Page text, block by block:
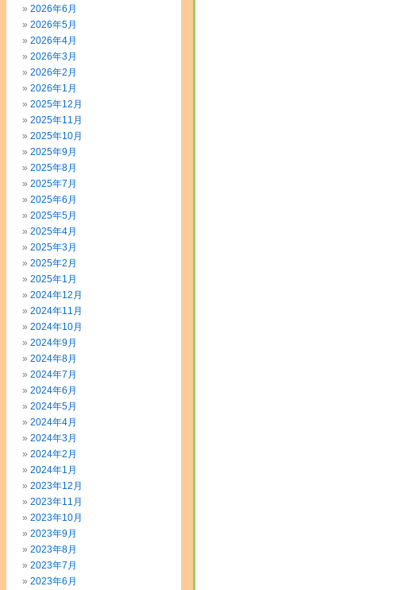
2026年6月
2026年5月
2026年4月
2026年3月
2026年2月
2026年1月
2025年12月
2025年11月
2025年10月
2025年9月
2025年8月
2025年7月
2025年6月
2025年5月
2025年4月
2025年3月
2025年2月
2025年1月
2024年12月
2024年11月
2024年10月
2024年9月
2024年8月
2024年7月
2024年6月
2024年5月
2024年4月
2024年3月
2024年2月
2024年1月
2023年12月
2023年11月
2023年10月
2023年9月
2023年8月
2023年7月
2023年6月